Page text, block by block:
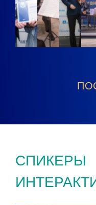
СПИКЕРЫ